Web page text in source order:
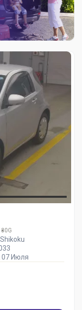
07 Июля